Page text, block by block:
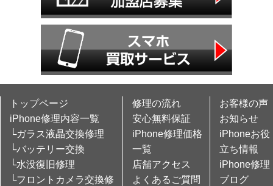
トップページ
iPhone修理内容一覧
└ガラス液晶交換修理
└バッテリー交換
└水没復旧修理
└フロントカメラ交換修
修理の流れ
安心無料保証
iPhone修理価格
一覧
店舗アクセス
よくあるご質問
お客様の声
お知らせ
iPhoneお役
立ち情報
iPhone修理
ブログ